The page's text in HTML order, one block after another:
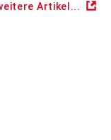
Artikel...